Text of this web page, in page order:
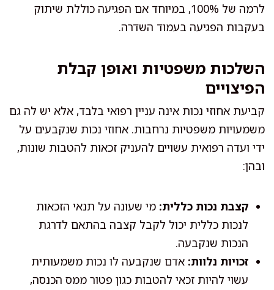
לרמה של 100%, במיוחד אם הפגיעה כוללת שיתוק
בעקבות הפגיעה בעמוד השדרה.
השלכות משפטיות ואופן קבלת
הפיצויים
קביעת אחוזי נכות אינה עניין רפואי בלבד, אלא יש לה גם
משמעויות משפטיות נרחבות. אחוזי נכות שנקבעים על
ידי ועדה רפואית עשויים להעניק זכאות להטבות שונות,
ובהן:
קצבת נכות כללית: מי שעונה על תנאי הזכאות
לנכות כללית יכול לקבל קצבה בהתאם לדרגת
הנכות שנקבעה.
זכויות נלוות: אדם שנקבעה לו נכות משמעותית
עשוי להיות זכאי להטבות כגון פטור ממס הכנסה,